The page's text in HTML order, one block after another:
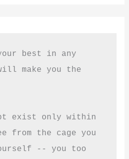
best in any
make you the
exist only within
from the cage you
-- you too